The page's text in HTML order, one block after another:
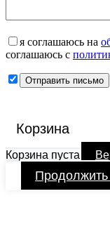
я соглашаюсь на
соглашаюсь с
Корзина
Корзина пуста
Продолжить